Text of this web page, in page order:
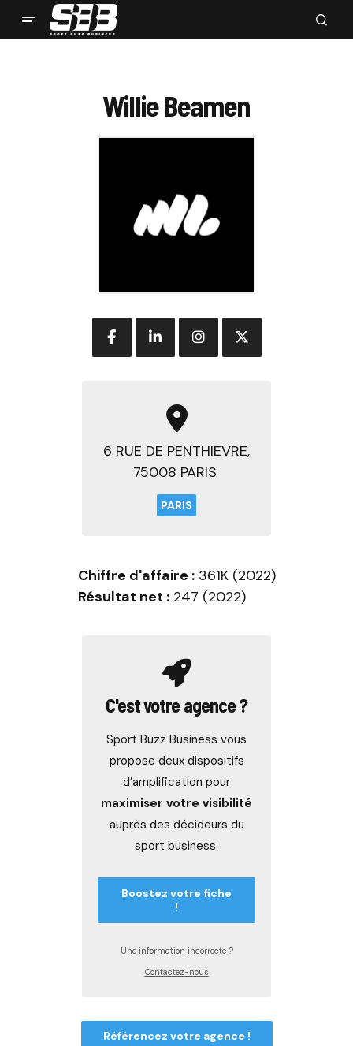
Willie Beamen
6 RUE DE PENTHIEVRE,
75008 PARIS
PARIS
Chiffre d'affaire :361K (2022)
Résultat net :247 (2022)
C'est votre agence ?
Sport Buzz Business vous
propose deux dispositifs
d’amplification pour
maximiser votre visibilité
auprès des décideurs du
sport business.
Boostez votre fiche
!
Une information incorrecte ?
Contactez-nous
Référencez votre agence !